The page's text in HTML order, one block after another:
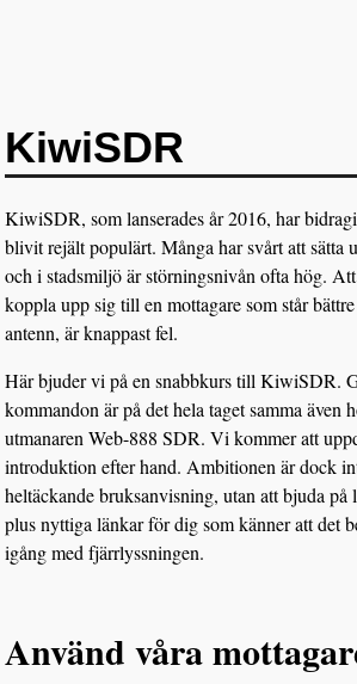
KiwiSDR
KiwiSDR, som lanserades år 2016, har
blivit rejält populärt. Många har svårt att sätta
och i stadsmiljö är störningsnivån ofta hög.
koppla upp sig till en mottagare som står
antenn, är knappast fel.
Här bjuder vi på en snabbkurs till KiwiSDR.
kommandon är på det hela taget samma även
utmanaren Web-888 SDR. Vi kommer att
introduktion efter hand. Ambitionen är dock
heltäckande bruksanvisning, utan att bjuda på
plus nyttiga länkar för dig som känner att det
igång med fjärrlyssningen.
Använd våra